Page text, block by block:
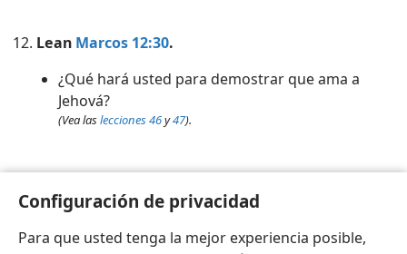
Configuración de privacidad
Para que usted tenga la mejor experiencia posible,
Lean Marcos 12:30.
¿Qué hará usted para demostrar que ama a
Jehová?
(Vea laslecciones 46y47).
Preguntas que usted tenga: